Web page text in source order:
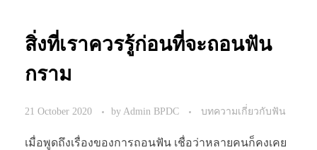
สิ่งที่เราควรรู้ก่อนที่จะถอนฟัน
กราม
21 October 2020 byAdmin BPDC บทความเกี่ยวกับฟัน
เมื่อพูดถึงเรื่องของการถอนฟัน เชื่อว่าหลายคนก็คงเคย